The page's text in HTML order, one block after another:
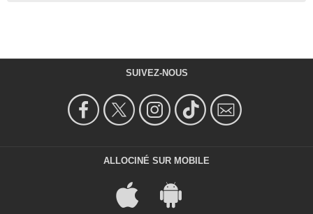
SUIVEZ-NOUS
ALLOCINÉ SUR MOBILE